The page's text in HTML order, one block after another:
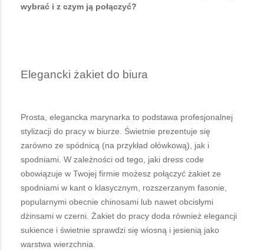
wybrać i z czym ją połączyć?
Elegancki żakiet do biura
Prosta, elegancka marynarka to podstawa profesjonalnej
stylizacji do pracy w biurze. Świetnie prezentuje się
zarówno ze spódnicą (na przykład ołówkową), jak i
spodniami. W zależności od tego, jaki dress code
obowiązuje w Twojej firmie możesz połączyć żakiet ze
spodniami w kant o klasycznym, rozszerzanym fasonie,
popularnymi obecnie chinosami lub nawet obcisłymi
dżinsami w czerni. Żakiet do pracy doda również elegancji
sukience i świetnie sprawdzi się wiosną i jesienią jako
warstwa wierzchnia.